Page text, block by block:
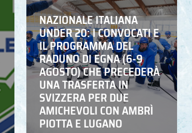
NAZIONALE ITALIANA
UNDER 20: I CONVOCATI E
IL PROGRAMMA DEL
RADUNO DI EGNA (6-9
AGOSTO) CHE PRECEDERÀ
UNA TRASFERTA IN
SVIZZERA PER DUE
AMICHEVOLI CON AMBRÌ
PIOTTA E LUGANO